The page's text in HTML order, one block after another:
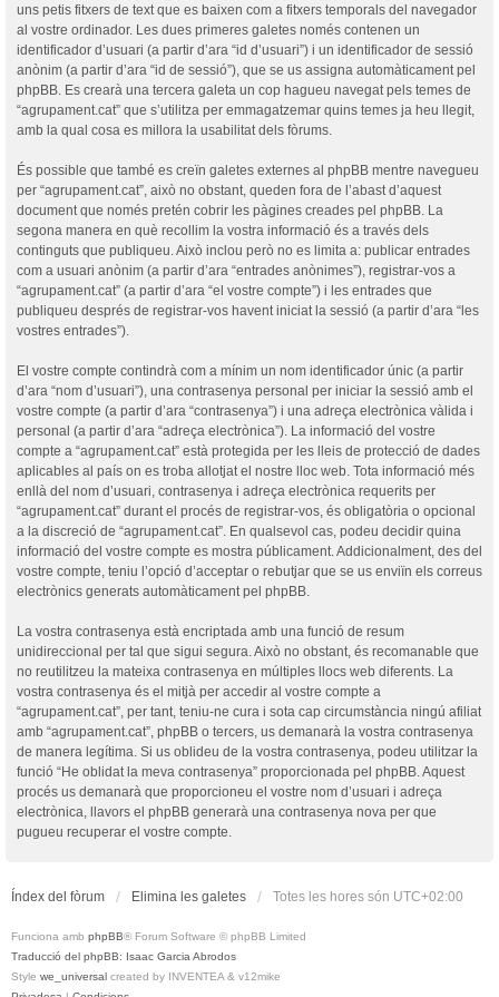
uns petis fitxers de text que es baixen com a fitxers temporals del navegador
al vostre ordinador. Les dues primeres galetes només contenen un
identificador d’usuari (a partir d’ara “id d’usuari”) i un identificador de sessió
anònim (a partir d’ara “id de sessió”), que se us assigna automàticament pel
phpBB. Es crearà una tercera galeta un cop hagueu navegat pels temes de
“agrupament.cat” que s’utilitza per emmagatzemar quins temes ja heu llegit,
amb la qual cosa es millora la usabilitat dels fòrums.
És possible que també es creïn galetes externes al phpBB mentre navegueu
per “agrupament.cat”, això no obstant, queden fora de l’abast d’aquest
document que només pretén cobrir les pàgines creades pel phpBB. La
segona manera en què recollim la vostra informació és a través dels
continguts que publiqueu. Això inclou però no es limita a: publicar entrades
com a usuari anònim (a partir d’ara “entrades anònimes”), registrar-vos a
“agrupament.cat” (a partir d’ara “el vostre compte”) i les entrades que
publiqueu després de registrar-vos havent iniciat la sessió (a partir d’ara “les
vostres entrades”).
El vostre compte contindrà com a mínim un nom identificador únic (a partir
d’ara “nom d’usuari”), una contrasenya personal per iniciar la sessió amb el
vostre compte (a partir d’ara “contrasenya”) i una adreça electrònica vàlida i
personal (a partir d’ara “adreça electrònica”). La informació del vostre
compte a “agrupament.cat” està protegida per les lleis de protecció de dades
aplicables al país on es troba allotjat el nostre lloc web. Tota informació més
enllà del nom d’usuari, contrasenya i adreça electrònica requerits per
“agrupament.cat” durant el procés de registrar-vos, és obligatòria o opcional
a la discreció de “agrupament.cat”. En qualsevol cas, podeu decidir quina
informació del vostre compte es mostra públicament. Addicionalment, des del
vostre compte, teniu l’opció d’acceptar o rebutjar que se us enviïn els correus
electrònics generats automàticament pel phpBB.
La vostra contrasenya està encriptada amb una funció de resum
unidireccional per tal que sigui segura. Això no obstant, és recomanable que
no reutilitzeu la mateixa contrasenya en múltiples llocs web diferents. La
vostra contrasenya és el mitjà per accedir al vostre compte a
“agrupament.cat”, per tant, teniu-ne cura i sota cap circumstància ningú afiliat
amb “agrupament.cat”, phpBB o tercers, us demanarà la vostra contrasenya
de manera legítima. Si us oblideu de la vostra contrasenya, podeu utilitzar la
funció “He oblidat la meva contrasenya” proporcionada pel phpBB. Aquest
procés us demanarà que proporcioneu el vostre nom d’usuari i adreça
electrònica, llavors el phpBB generarà una contrasenya nova per que
pugueu recuperar el vostre compte.
Índex del fòrum Elimina les galetes Totes les hores són UTC+02:00
Funciona amb phpBB® Forum Software © phpBB Limited
Traducció del phpBB: Isaac Garcia Abrodos
Style we_universal created by INVENTEA & v12mike